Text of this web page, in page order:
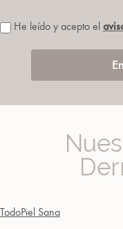
He leído y acepto el
TodoPiel Sana